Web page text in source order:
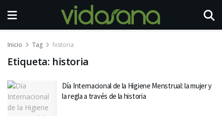
Inicio Tag historia
Etiqueta: historia
Día Internacional de la Higiene Menstrual: la mujer y
la regla a través de la historia